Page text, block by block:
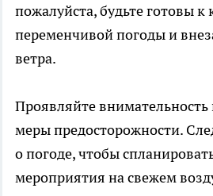
пожалуйста, будьте готовы к
переменчивой погоды и
ветра.
Проявляйте
меры предосторожности.
о погоде, чтобы
мероприятия на свежем